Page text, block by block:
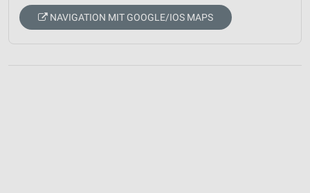
NAVIGATION MIT GOOGLE/IOS MAPS